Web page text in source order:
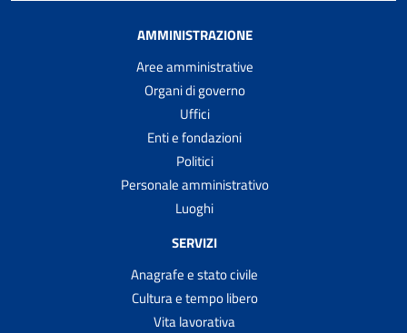
AMMINISTRAZIONE
Aree amministrative
Organi di governo
Uffici
Enti e fondazioni
Politici
Personale amministrativo
Luoghi
SERVIZI
Anagrafe e stato civile
Cultura e tempo libero
Vita lavorativa